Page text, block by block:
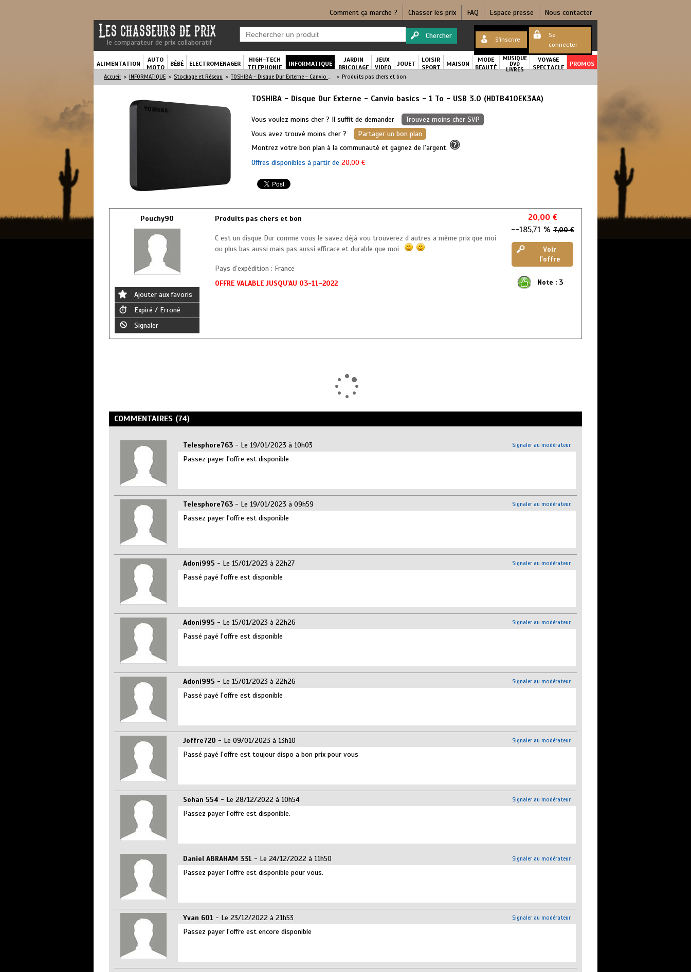
Comment ça marche ? Chasser les prix FAQ Espace presse Nous contacter
le comparateur de prix collaboratif
Chercher S'inscrire
Se
connecter
ALIMENTATION
AUTO
MOTO
BÉBÉ ELECTROMENAGER
HIGH-TECH
TELEPHONIE
INFORMATIQUE
JARDIN
BRICOLAGE
JEUX
VIDEO
JOUET
LOISIR
SPORT
MAISON
MODE
BEAUTÉ
MUSIQUE
DVD
LIVRES
VOYAGE
SPECTACLE
PROMOS
Accueil > INFORMATIQUE > Stockage et Réseau > TOSHIBA - Disque Dur Externe - Canvio basics - 1 To - USB 3.0 (HDTB410EK3AA) > Produits pas chers et bon
TOSHIBA - Disque Dur Externe - Canvio basics - 1 To - USB 3.0 (HDTB410EK3AA)
Vous voulez moins cher ? Il suffit de demander
Trouvez moins cher SVP
Vous avez trouvé moins cher ?
Partager un bon plan
Montrez votre bon plan à la communauté et gagnez de l'argent.
Offres disponibles à partir de 20,00 €
Pouchy90
Ajouter aux favoris
Expiré / Erroné
Signaler
Produits pas chers et bon
C est un disque Dur comme vous le savez déjà vou trouverez d autres a même prix que moi
ou plus bas aussi mais pas aussi efficace et durable que moi
Pays d'expédition : France
OFFRE VALABLE JUSQU'AU 03-11-2022
20,00 €
--185,71 %7,00 €
Voir
l'offre
Note : 3
COMMENTAIRES (74)
Telesphore763 - Le 19/01/2023 à 10h03 Signaler au modérateur
Passez payer l'offre est disponible
Telesphore763 - Le 19/01/2023 à 09h59 Signaler au modérateur
Passez payer l'offre est disponible
Adoni995 - Le 15/01/2023 à 22h27 Signaler au modérateur
Passé payé l'offre est disponible
Adoni995 - Le 15/01/2023 à 22h26 Signaler au modérateur
Passé payé l'offre est disponible
Adoni995 - Le 15/01/2023 à 22h26 Signaler au modérateur
Passé payé l'offre est disponible
Joffre720 - Le 09/01/2023 à 13h10 Signaler au modérateur
Passé payé l'offre est toujour dispo a bon prix pour vous
Sohan 554 - Le 28/12/2022 à 10h54 Signaler au modérateur
Passez payer l'offre est disponible.
Daniel ABRAHAM 331 - Le 24/12/2022 à 11h50 Signaler au modérateur
Passez payer l'offre est disponible pour vous.
Yvan 601 - Le 23/12/2022 à 21h53 Signaler au modérateur
Passez payer l'offre est encore disponible